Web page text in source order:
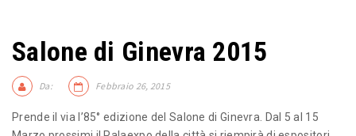
Salone di Ginevra 2015
Da: Febbraio 26, 2015
Prende il via l’85° edizione del Salone di Ginevra. Dal 5 al 15